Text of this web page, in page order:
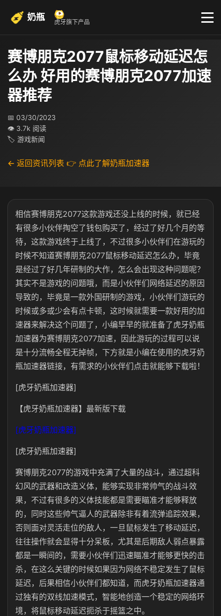
奶瓶 虎牙旗下产品
赛博朋克2077鼠标移动延迟怎
么办 好用的赛博朋克2077加速
器推荐
📅 03/30/2023
👁 3.7k 阅读
🏷 游戏新闻
← 返回资讯列表 👉 点此了解奶瓶加速器
相信赛博朋克2077这款游戏还没上线的时候，就已经
有很多小伙伴掏空了钱包购买了，经过了好几个月的等
待，这款游戏终于上线了，不过很多小伙伴们在游玩的
时候不知道赛博朋克2077鼠标移动延迟怎么办，毕竟
是经过了好几年研制的大作，怎么会出现这种问题呢？
其实不是游戏的问题哦，而是小伙伴们网络延迟的原因
导致的，毕竟是一款外国研制的游戏，小伙伴们游玩的
时候或多或少会有点卡顿，这时候就需要一款好用的加
速器来解决这个问题了，小编早早的就准备了虎牙奶瓶
加速器为赛博朋克2077加速，因此游玩的过程可以说
是十分流畅全程无掉帧，下方就是小编在使用的虎牙奶
瓶加速器链接，有需求的小伙伴们点击就能够下载啦！
[虎牙奶瓶加速器]
【虎牙奶瓶加速器】最新版下载
[虎牙奶瓶加速器]
[虎牙奶瓶加速器]
赛博朋克2077的游戏中充满了大量的战斗，通过超科
幻风的武器和改造义体，能够实现非常帅气的战斗效
果，不过有很多的义体技能都是需要瞄准才能够释放
的，同时这些帅气逼人的武器除非有着流弹追踪效果，
否则面对灵活走位的敌人，一旦鼠标发生了移动延迟，
往往操作就会显得十分呆板，尤其是后期敌人弱点暴露
都是一瞬间的，需要小伙伴们迅速瞄准才能够更快的击
杀，在这么关键的时候如果因为网络不稳定发生了鼠标
延迟，后果相信小伙伴们都知道，而虎牙奶瓶加速器通
过独有的双线加速模式，智能地创造一个稳定的网络环
境，将鼠标移动延迟扼杀于摇篮之中。